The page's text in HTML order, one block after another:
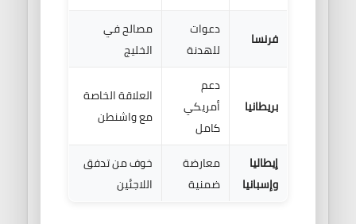
فرنسا
دعوات
للهدنة
مصالح في
الخليج
بريطانيا
دعم
أمريكي
كامل
العلاقة الخاصة
مع واشنطن
إيطاليا
وإسبانيا
معارضة
ضمنية
خوف من تدفق
اللاجئين